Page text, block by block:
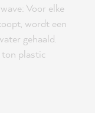
Voor elke
wordt een
gehaald.
plastic